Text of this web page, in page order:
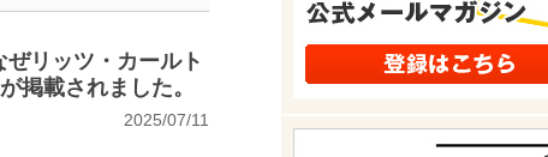
ぜリッツ・カールト
掲載されました。
2025/07/11